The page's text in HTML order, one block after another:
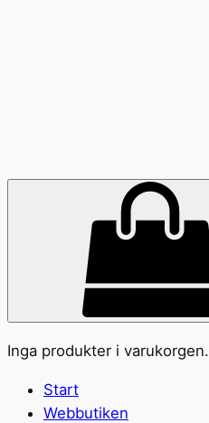
Inga produkter i varukorgen.
Start
Webbutiken